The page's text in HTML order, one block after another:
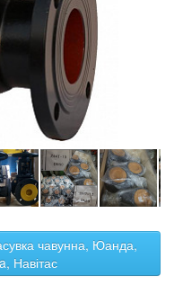
чавунна, Юанда,
Навітас